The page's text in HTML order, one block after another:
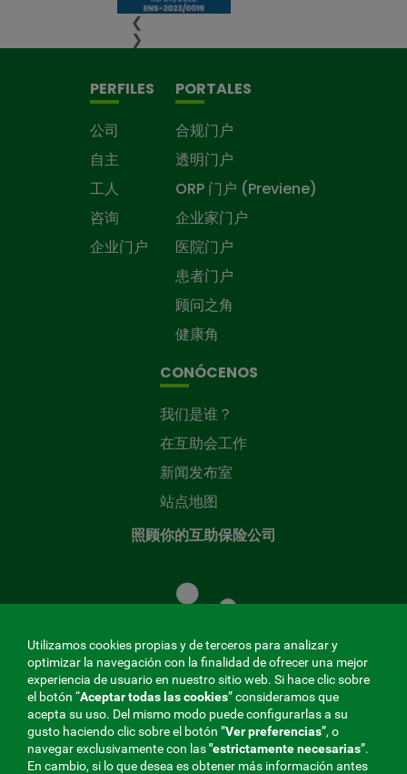
❮
❯
PERFILES
公司
自主
工人
咨询
企业门户
PORTALES
合规门户
透明门户
ORP 门户 (Previene)
企业家门户
医院门户
患者门户
顾问之角
健康角
CONÓCENOS
我们是谁？
在互助会工作
新闻发布室
站点地图
照顾你的互助保险公司
共
同
基
金
MENÚ
Utilizamos cookies propias y de terceros para analizar y
optimizar la navegación con la finalidad de ofrecer una mejor
experiencia de usuario en nuestro sitio web. Si hace clic sobre
el botón “Aceptar todas las cookies” consideramos que
acepta su uso. Del mismo modo puede configurarlas a su
gusto haciendo clic sobre el botón ”Ver preferencias”, o
navegar exclusivamente con las"estrictamentenecesarias”.
En cambio, si lo que desea es obtener más información antes